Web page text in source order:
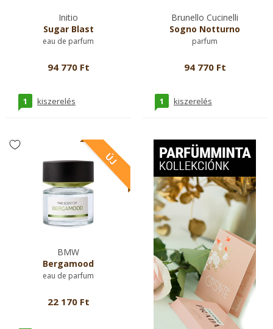
Initio
Sugar Blast
eau de parfum
94 770 Ft
1 kiszerelés
Brunello Cucinelli
Sogno Notturno
parfum
94 770 Ft
1 kiszerelés
BMW
Bergamood
eau de parfum
22 170 Ft